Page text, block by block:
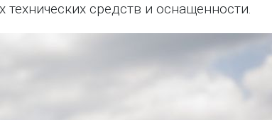
технических средств и оснащенности.